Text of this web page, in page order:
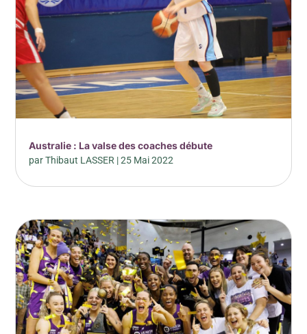
Australie : La valse des coaches débute
parThibaut LASSER |25 Mai 2022